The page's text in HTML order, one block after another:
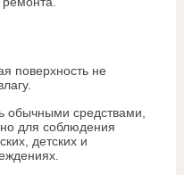
поверхность не
обычными средствами,
для соблюдения
детских и